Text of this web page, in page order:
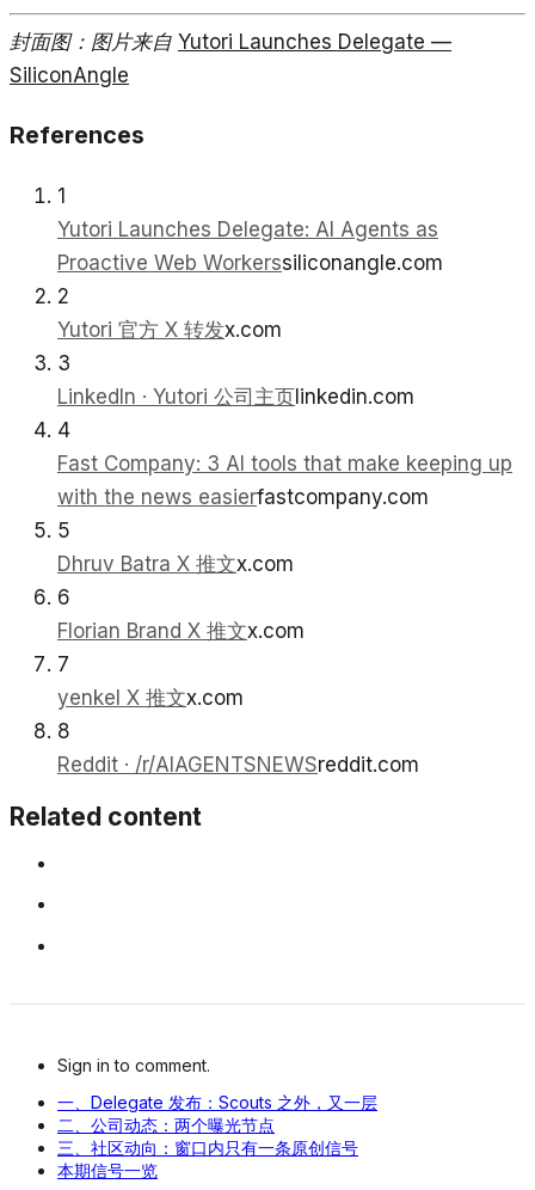
封面图：图片来自 Yutori Launches Delegate —
SiliconAngle
References
1
Yutori Launches Delegate: AI Agents as
Proactive Web Workerssiliconangle.com
2
Yutori 官方 X 转发x.com
3
LinkedIn · Yutori 公司主页 linkedin.com
4
Fast Company: 3 AI tools that make keeping up
with the news easierfastcompany.com
5
Dhruv Batra X 推文x.com
6
Florian Brand X 推文x.com
7
yenkel X 推文x.com
8
Reddit · /r/AIAGENTSNEWSreddit.com
Related content
Sign in to comment.
一、Delegate 发布：Scouts 之外，又一层
二、公司动态：两个曝光节点
三、社区动向：窗口内只有一条原创信号
本期信号一览